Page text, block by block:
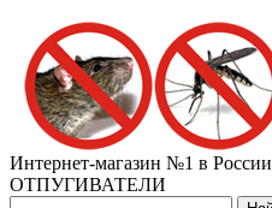
Интернет-магазин №1 в России
ОТПУГИВАТЕЛИ